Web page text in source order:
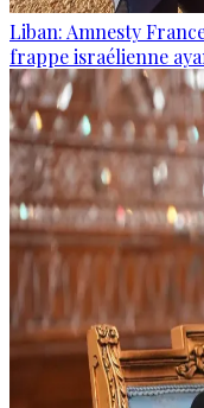
Liban: Amnesty
frappe israélienne